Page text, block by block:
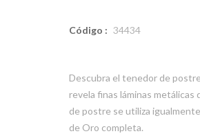
Código : 34434
Descubra el tenedor de
revela finas láminas
de postre se utiliza
de Oro completa.